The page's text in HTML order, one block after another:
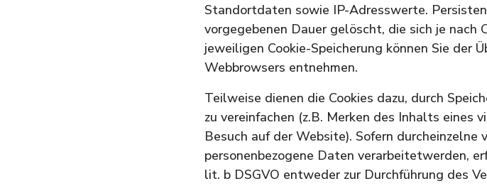
Standortdaten sowie IP-Adresswerte.
vorgegebenen Dauer gelöscht, die sich je nach
jeweiligen Cookie-Speicherung können Sie der
Webbrowsers entnehmen.
Teilweise dienen die Cookies dazu, durch
zu vereinfachen (z.B. Merken des Inhalts eines
Besuch auf der Website). Sofern durcheinzelne
personenbezogene Daten verarbeitetwerden,
lit. b DSGVO entweder zur Durchführung des